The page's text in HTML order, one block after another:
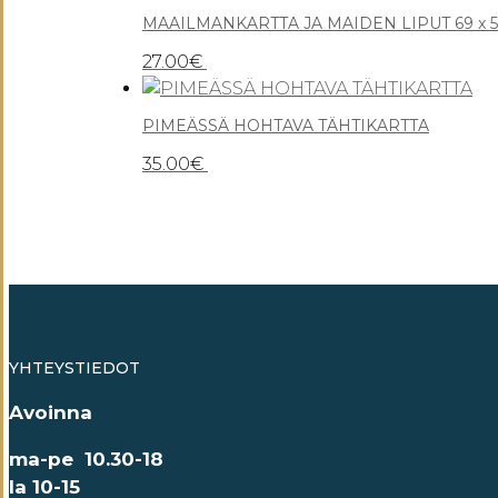
MAAILMANKARTTA JA MAIDEN LIPUT 69 x
27.00€
PIMEÄSSÄ HOHTAVA TÄHTIKARTTA
35.00€
YHTEYSTIEDOT
Avoinna
ma-pe 10.30-18
la 10-15